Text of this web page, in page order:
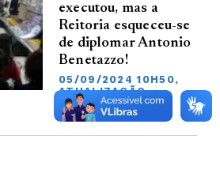
executou, mas a
Reitoria esqueceu-se
de diplomar Antonio
Benetazzo!
05/09/2024 10H50,
ATUALIZAÇÃO
05/09/2024 11H17